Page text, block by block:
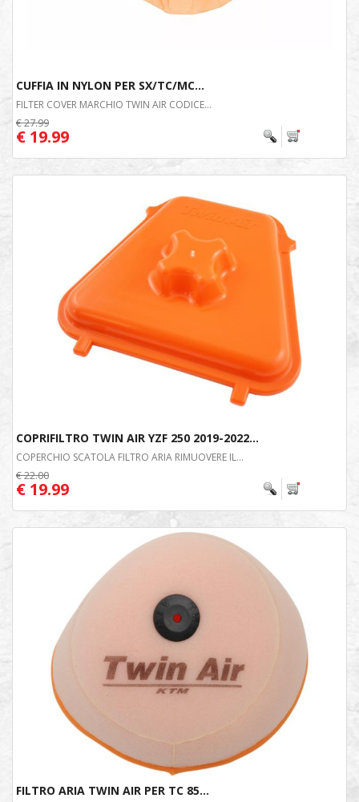
CUFFIA IN NYLON PER SX/TC/MC...
FILTER COVER MARCHIO TWIN AIR CODICE...
€ 27.99
€ 19.99
COPRIFILTRO TWIN AIR YZF 250 2019-2022...
COPERCHIO SCATOLA FILTRO ARIA RIMUOVERE IL...
€ 22.00
€ 19.99
FILTRO ARIA TWIN AIR PER TC 85...